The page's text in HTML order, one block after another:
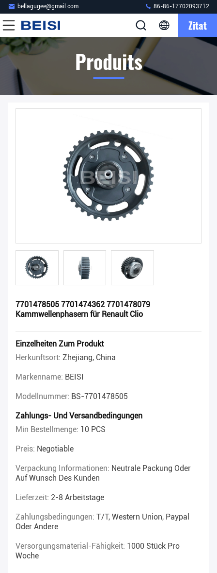
bellagugee@gmail.com 86-86-17702093712
Zitat
Produits
7701478505 7701474362 7701478079
Kammwellenphasern für Renault Clio
Einzelheiten Zum Produkt
Herkunftsort: Zhejiang, China
Markenname: BEISI
Modellnummer: BS-7701478505
Zahlungs- Und Versandbedingungen
Min Bestellmenge: 10 PCS
Preis: Negotiable
Verpackung Informationen: Neutrale Packung Oder
Auf Wunsch Des Kunden
Lieferzeit: 2-8 Arbeitstage
Zahlungsbedingungen: T/T, Western Union, Paypal
Oder Andere
Versorgungsmaterial-Fähigkeit: 1000 Stück Pro
Woche